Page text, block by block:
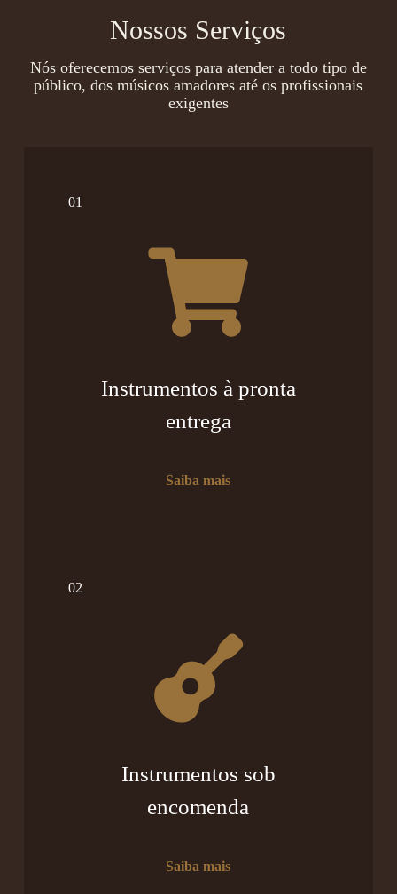
Nossos Serviços
Nós oferecemos serviços para atender a todo tipo de
público, dos músicos amadores até os profissionais
exigentes
01
Instrumentos à pronta
entrega
Saiba mais
02
Instrumentos sob
encomenda
Saiba mais